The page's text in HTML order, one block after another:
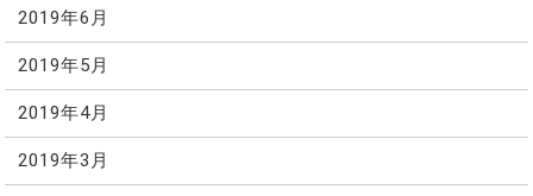
2019年6月
2019年5月
2019年4月
2019年3月